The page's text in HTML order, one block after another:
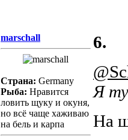
marschall
Страна: Germany
Рыба: Нравится
ловить щуку и окуня,
но всё чаще хаживаю
на бель и карпа
6.
Я
На